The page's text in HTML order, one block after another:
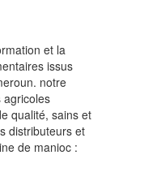
et la
issus
notre
agricoles
qualité, sains et
distributeurs et
de manioc :